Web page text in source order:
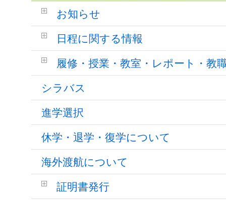
お知らせ
日程に関する情報
履修・授業・教室・レポート・教
シラバス
進学選択
休学・退学・復学について
海外渡航について
証明書発行